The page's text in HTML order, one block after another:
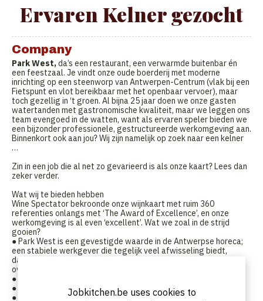
Ervaren Kelner gezocht
Company
Park West,da’s een restaurant, een verwarmde buitenbar én
een feestzaal. Je vindt onze oude boerderij met moderne
inrichting op een steenworp van Antwerpen-Centrum (vlak bij een
Fietspunt en vlot bereikbaar met het openbaar vervoer), maar
toch gezellig in ‘t groen. Al bijna 25 jaar doen we onze gasten
watertanden met gastronomische kwaliteit, maar we leggen ons
team evengoed in de watten, want als ervaren speler bieden we
een bijzonder professionele, gestructureerde werkomgeving aan.
Binnenkort ook aan jou? Wij zijn namelijk op zoek naar een kelner
…
Zin in een job die al net zo gevarieerd is als onze kaart? Lees dan
zeker verder.
Wat wij te bieden hebben
Wine Spectator bekroonde onze wijnkaart met ruim 360
referenties onlangs met ‘The Award of Excellence’, en onze
werkomgeving is al even ‘excellent’. Wat we zoal in de strijd
gooien?
● Park West is een gevestigde waarde in de Antwerpse horeca;
een stabiele werkgever die tegelijk veel afwisseling biedt,
dankzij de combinatie van een restaurant, een feestzaal en een
overdekte buitenbar
● Een collegiale werksfeer
● Een aantrekkelijk salaris
● Restaurantkorting binnen de Park West Groep
Jobkitchen.be uses cookies to